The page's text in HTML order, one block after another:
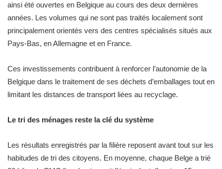
ainsi été ouvertes en Belgique au cours des deux dernières
années. Les volumes qui ne sont pas traités localement sont
principalement orientés vers des centres spécialisés situés aux
Pays-Bas, en Allemagne et en France.
Ces investissements contribuent à renforcer l’autonomie de la
Belgique dans le traitement de ses déchets d’emballages tout en
limitant les distances de transport liées au recyclage.
Le tri des ménages reste la clé du système
Les résultats enregistrés par la filière reposent avant tout sur les
habitudes de tri des citoyens. En moyenne, chaque Belge a trié